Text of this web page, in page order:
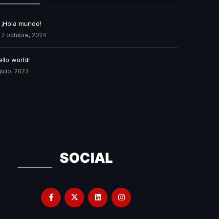
¡Hola mundo!
2 octubre, 2024
world!
2023
SOCIAL